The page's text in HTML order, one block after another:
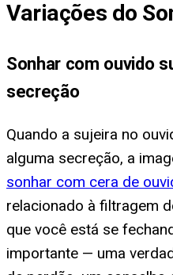
Variações do
Sonhar com ouvido
secreção
Quando a sujeira no
alguma secreção, a
sonhar com cera de
relacionado à filtragem
que você está se
importante — uma